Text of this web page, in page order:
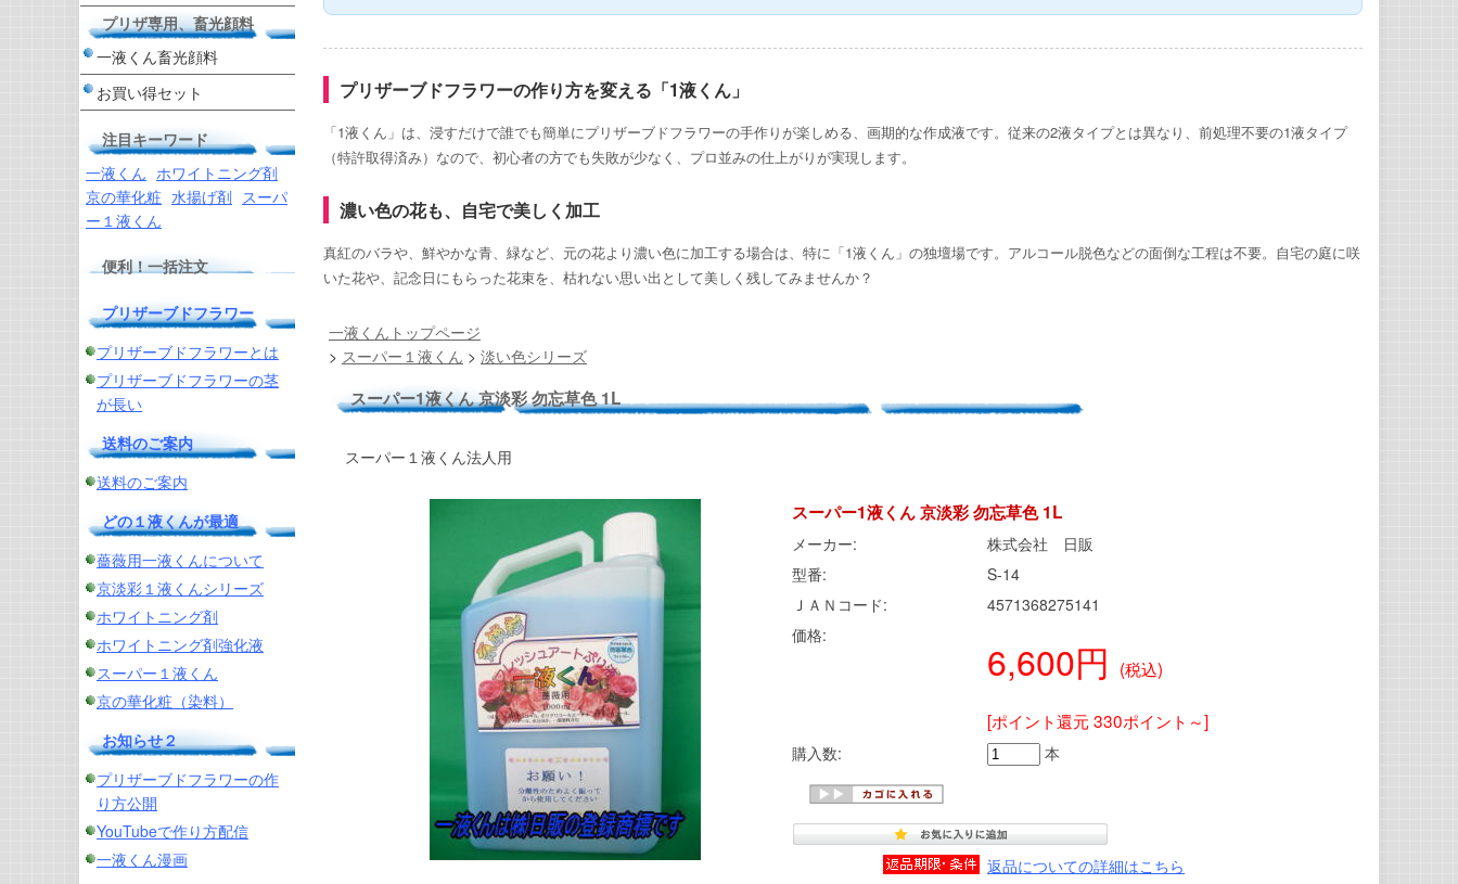
プリザ専用、畜光顔料
一液くん畜光顔料
お買い得セット
注目キーワード
一液くん ホワイトニング剤
京の華化粧 水揚げ剤 スーパ
ー１液くん
便利！一括注文
プリザーブドフラワー
プリザーブドフラワーとは
プリザーブドフラワーの茎
が長い
送料のご案内
送料のご案内
どの１液くんが最適
薔薇用一液くんについて
京淡彩１液くんシリーズ
ホワイトニング剤
ホワイトニング剤強化液
スーパー１液くん
京の華化粧（染料）
お知らせ２
プリザーブドフラワーの作
り方公開
YouTubeで作り方配信
一液くん漫画
プリザーブドフラワーの作り方を変える「1液くん」
「1液くん」は、浸すだけで誰でも簡単にプリザーブドフラワーの手作りが楽しめる、画期的な作成液です。従来の2液タイプとは異なり、前処理不要の1液タイプ
（特許取得済み）なので、初心者の方でも失敗が少なく、プロ並みの仕上がりが実現します。
濃い色の花も、自宅で美しく加工
真紅のバラや、鮮やかな青、緑など、元の花より濃い色に加工する場合は、特に「1液くん」の独壇場です。アルコール脱色などの面倒な工程は不要。自宅の庭に咲
いた花や、記念日にもらった花束を、枯れない思い出として美しく残してみませんか？
一液くんトップページ
> スーパー１液くん > 淡い色シリーズ
スーパー1液くん 京淡彩 勿忘草色 1L
スーパー１液くん法人用
スーパー1液くん 京淡彩 勿忘草色 1L
メーカー:
株式会社 日販
型番:
S-14
ＪＡＮコード:
4571368275141
価格:
6,600円 (税込)
[ポイント還元 330ポイント～]
購入数: 本
返品についての詳細はこちら